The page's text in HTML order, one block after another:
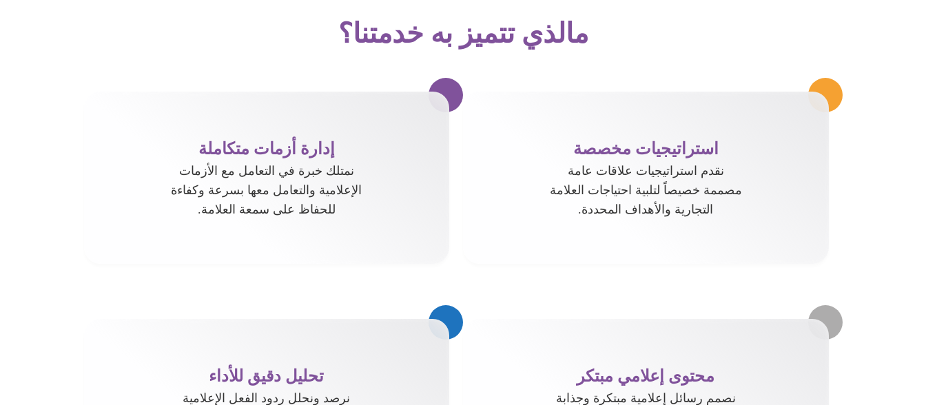
مالذي تتميز به خدمتنا؟
استراتيجيات مخصصة
نقدم استراتيجيات علاقات عامة
مصممة خصيصاً لتلبية احتياجات العلامة
التجارية والأهداف المحددة.
إدارة أزمات متكاملة
نمتلك خبرة في التعامل مع الأزمات
الإعلامية والتعامل معها بسرعة وكفاءة
للحفاظ على سمعة العلامة.
محتوى إعلامي مبتكر
نصمم رسائل إعلامية مبتكرة وجذابة
تحليل دقيق للأداء
نرصد ونحلل ردود الفعل الإعلامية